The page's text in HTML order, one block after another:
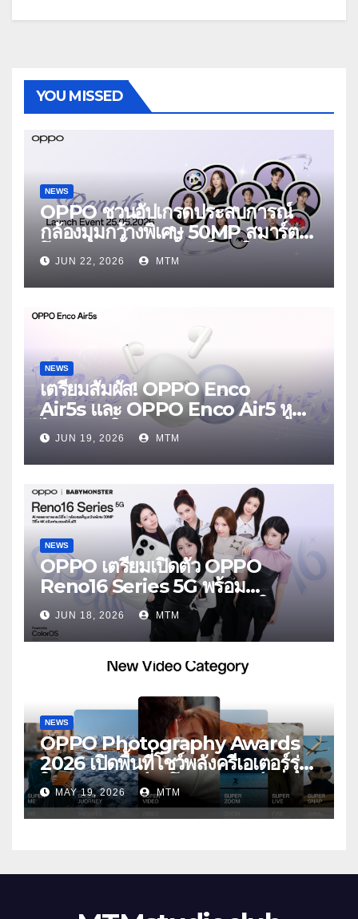
YOU MISSED
NEWS
OPPO ชวนอัปเกรดประสบการณ์
กล้องมุมกว้างพิเศษ 50MP สมาร์ต
โฟนเพื่อนซี้ เทรนดี้ทุกช็อต ใน
งาน OPPO Reno16 Series 5G
Launch Event 25 มิถุนายนนี้
JUN 22, 2026 MTM
NEWS
เตรียมสัมผัส! OPPO Enco
Air5s และ OPPO Enco Air5 หูฟัง
ไร้สายรุ่นใหม่ล่าสุด มาพร้อมระบบ
ตัดเสียงรบกวน เบาสบายเหมือนไม่ได้
ใส่
JUN 19, 2026 MTM
NEWS
OPPO เตรียมเปิดตัว OPPO
Reno16 Series 5G พร้อม
ประกาศ BABYMONSTER ใน
ฐานะ Reno Girls ชวนสัมผัส
ประสบการณ์ถ่ายภาพมุมกว้างพิเศษที่
อัปเกรดไปอีกขั้น กับ 4 สี 4 เทรนดี้
JUN 18, 2026 MTM
NEWS
OPPO Photography Awards
2026 เปิดพื้นที่โชว์พลังครีเอเตอร์รุ่น
ใหม่ รับเทรนด์วิดีโอคอนเทนต์ เพิ่ม
หมวด “Super Video” ครั้งแรก
MAY 19, 2026 MTM